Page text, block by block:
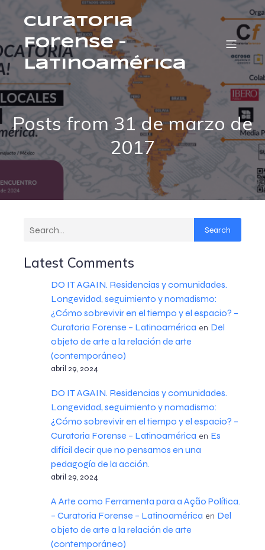
Curatoria
Forense –
Latinoamérica
Posts from 31 de marzo de
2017
Search
Latest Comments
DO IT AGAIN. Residencias y comunidades.
Longevidad, seguimiento y nomadismo:
¿Cómo sobrevivir en el tiempo y el espacio? –
Curatoria Forense – Latinoamérica en Del
objeto de arte a la relación de arte
(contemporáneo)
abril 29, 2024
DO IT AGAIN. Residencias y comunidades.
Longevidad, seguimiento y nomadismo:
¿Cómo sobrevivir en el tiempo y el espacio? –
Curatoria Forense – Latinoamérica en Es
difícil decir que no pensamos en una
pedagogía de la acción.
abril 29, 2024
A Arte como Ferramenta para a Ação Política.
– Curatoria Forense – Latinoamérica en Del
objeto de arte a la relación de arte
(contemporáneo)